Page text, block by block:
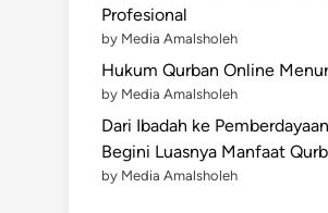
Profesional
by Media Amalsholeh
Hukum Qurban Online
by Media Amalsholeh
Dari Ibadah ke
Begini Luasnya Manfaat
by Media Amalsholeh